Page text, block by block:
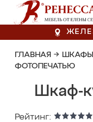
ГЛАВНАЯ →
ФОТОПЕЧАТЬЮ
Шкаф-
Рейтинг: